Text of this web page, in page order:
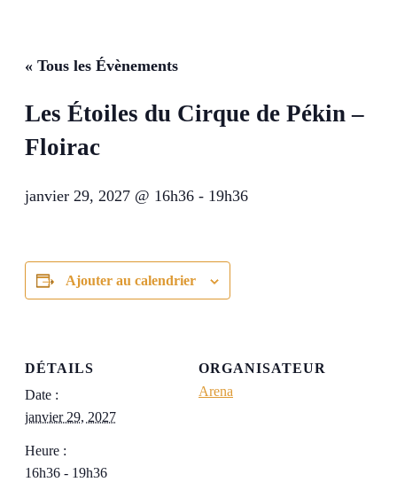
« Tous les Évènements
Les Étoiles du Cirque de Pékin –
Floirac
janvier 29, 2027 @ 16h36 - 19h36
Ajouter au calendrier
DÉTAILS
Date :
janvier 29, 2027
Heure :
16h36 - 19h36
ORGANISATEUR
Arena